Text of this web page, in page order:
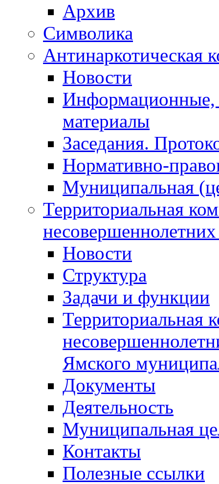
Архив
Символика
Антинаркотическая
Новости
Информационные,
материалы
Заседания.
Нормативно-
Муниципальная
Территориальная
Новости
Структура
Задачи и функции
Территориальная
Ямского
Документы
Деятельность
Муниципальная
Контакты
Полезные ссылки